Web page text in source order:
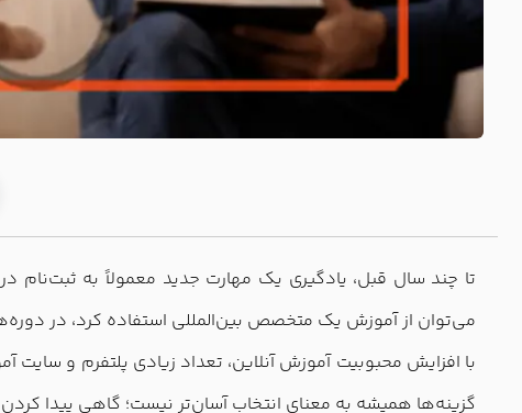
تا چند سال قبل، یادگیری یک مهارت جدید معمولاً به
می‌توان از آموزش یک متخصص بین‌المللی استفاده کرد، در
با افزایش محبوبیت آموزش آنلاین، تعداد زیادی پلتفرم و سایت
گزینه‌ها همیشه به معنای انتخاب آسان‌تر نیست؛ گاهی پیدا